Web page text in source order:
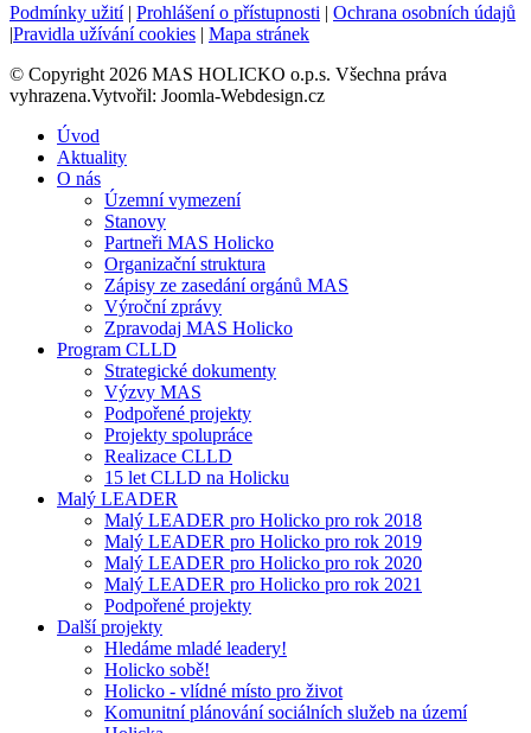
Podmínky užití| Prohlášení o přístupnosti | Ochrana osobních údajů
|Pravidla užívání cookies | Mapa stránek
© Copyright 2026 MAS HOLICKO o.p.s. Všechna práva
vyhrazena.Vytvořil: Joomla-Webdesign.cz
Úvod
Aktuality
O nás
Územní vymezení
Stanovy
Partneři MAS Holicko
Organizační struktura
Zápisy ze zasedání orgánů MAS
Výroční zprávy
Zpravodaj MAS Holicko
Program CLLD
Strategické dokumenty
Výzvy MAS
Podpořené projekty
Projekty spolupráce
Realizace CLLD
15 let CLLD na Holicku
Malý LEADER
Malý LEADER pro Holicko pro rok 2018
Malý LEADER pro Holicko pro rok 2019
Malý LEADER pro Holicko pro rok 2020
Malý LEADER pro Holicko pro rok 2021
Podpořené projekty
Další projekty
Hledáme mladé leadery!
Holicko sobě!
Holicko - vlídné místo pro život
Komunitní plánování sociálních služeb na území